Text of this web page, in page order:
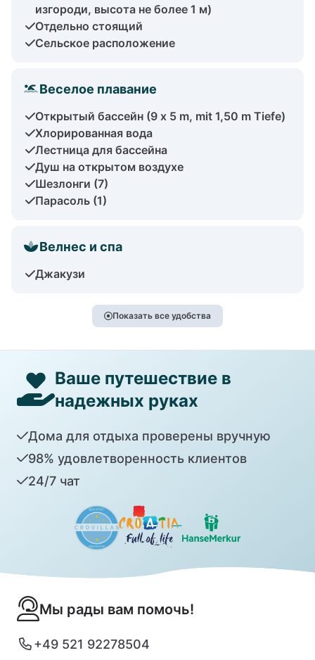
изгороди, высота не более 1 м)
Отдельно стоящий
Сельское расположение
Веселое плавание
Открытый бассейн (9 x 5 m, mit 1,50 m Tiefe)
Хлорированная вода
Лестница для бассейна
Душ на открытом воздухе
Шезлонги (7)
Парасоль (1)
Велнес и спа
Джакузи
Показать все удобства
Ваше путешествие в
надежных руках
Дома для отдыха проверены вручную
98% удовлетворенность клиентов
24/7 чат
Мы рады вам помочь!
+49 521 92278504